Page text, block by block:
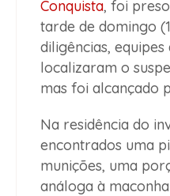
Conquista, foi
tarde de domingo
diligências, equipes
localizaram o
mas foi alcançado
Na residência do
encontrados uma
munições, uma
análoga à